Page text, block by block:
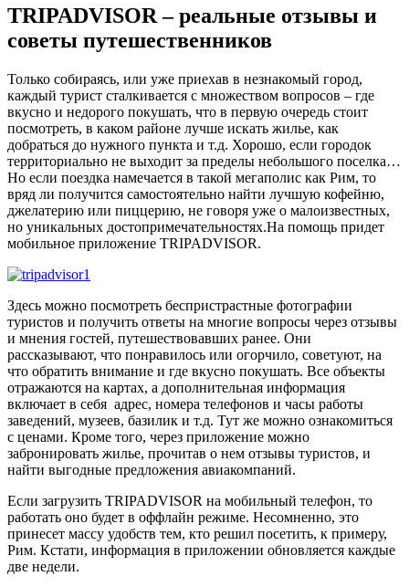
TRIPADVISOR – реальные отзывы и
советы путешественников
Только собираясь, или уже приехав в незнакомый город,
каждый турист сталкивается с множеством вопросов – где
вкусно и недорого покушать, что в первую очередь стоит
посмотреть, в каком районе лучше искать жилье, как
добраться до нужного пункта и т.д. Хорошо, если городок
территориально не выходит за пределы небольшого поселка…
Но если поездка намечается в такой мегаполис как Рим, то
вряд ли получится самостоятельно найти лучшую кофейню,
джелатерию или пиццерию, не говоря уже о малоизвестных,
но уникальных достопримечательностях.На помощь придет
мобильное приложение TRIPADVISOR.
Здесь можно посмотреть беспристрастные фотографии
туристов и получить ответы на многие вопросы через отзывы
и мнения гостей, путешествовавших ранее. Они
рассказывают, что понравилось или огорчило, советуют, на
что обратить внимание и где вкусно покушать. Все объекты
отражаются на картах, а дополнительная информация
включает в себя адрес, номера телефонов и часы работы
заведений, музеев, базилик и т.д. Тут же можно ознакомиться
с ценами. Кроме того, через приложение можно
забронировать жилье, прочитав о нем отзывы туристов, и
найти выгодные предложения авиакомпаний.
Если загрузить TRIPADVISOR на мобильный телефон, то
работать оно будет в оффлайн режиме. Несомненно, это
принесет массу удобств тем, кто решил посетить, к примеру,
Рим. Кстати, информация в приложении обновляется каждые
две недели.